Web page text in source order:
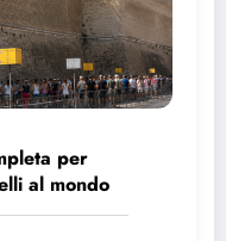
per
al mondo